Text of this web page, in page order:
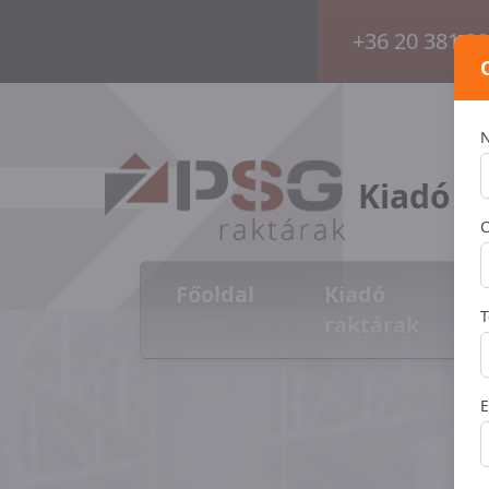
+36 20 381
Kiadó
Főoldal
Kiadó